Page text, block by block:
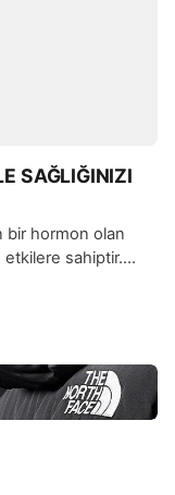
SAĞLIĞINIZI
bir hormon olan
sahiptir.
gelişimini